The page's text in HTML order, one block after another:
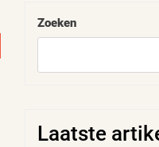
Zoeken
Laatste